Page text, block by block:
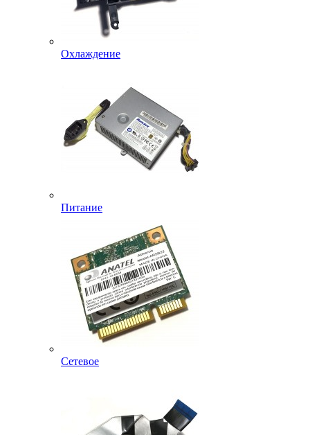
Охлаждение
Питание
Сетевое